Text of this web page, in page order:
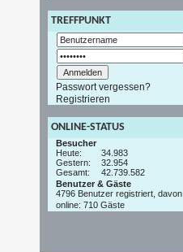
TREFFPUNKT
Passwort vergessen?
Registrieren
ONLINE-STATUS
Besucher
Heute:
34.983
Gestern:
32.954
Gesamt:
42.739.582
Benutzer & Gäste
4796 Benutzer registriert, davon
online: 710 Gäste